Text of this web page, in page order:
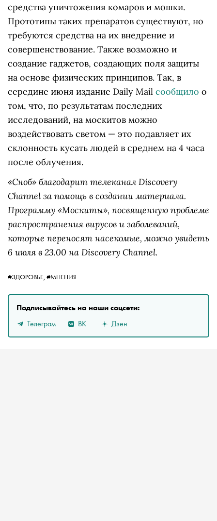
средства уничтожения комаров и мошки.
Прототипы таких препаратов существуют, но
требуются средства на их внедрение и
совершенствование. Также возможно и
создание гаджетов, создающих поля защиты
на основе физических принципов. Так, в
середине июня издание Daily Mail сообщило о
том, что, по результатам последних
исследований, на москитов можно
воздействовать светом — это подавляет их
склонность кусать людей в среднем на 4 часа
после облучения.
«Сноб» благодарит телеканал Discovery
Channel за помощь в создании материала.
Программу «Москиты», посвященную проблеме
распространения вирусов и заболеваний,
которые переносят насекомые, можно увидеть
6 июля в 23.00 на Discovery Channel.
#ЗДОРОВЬЕ, #МНЕНИЯ
Подписывайтесь на наши соцсети:
Телеграм
ВК Дзен